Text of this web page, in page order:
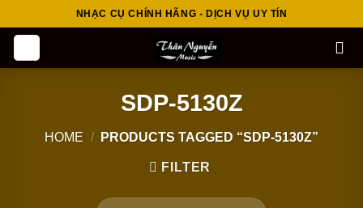
to
NHẠC CỤ CHÍNH HÃNG - DỊCH VỤ UY TÍN
SDP-5130Z
HOME / PRODUCTS TAGGED “SDP-5130Z”
FILTER